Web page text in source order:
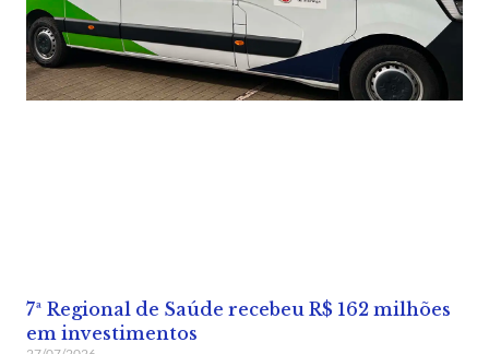
7ª Regional de Saúde recebeu R$ 162 milhões
em investimentos